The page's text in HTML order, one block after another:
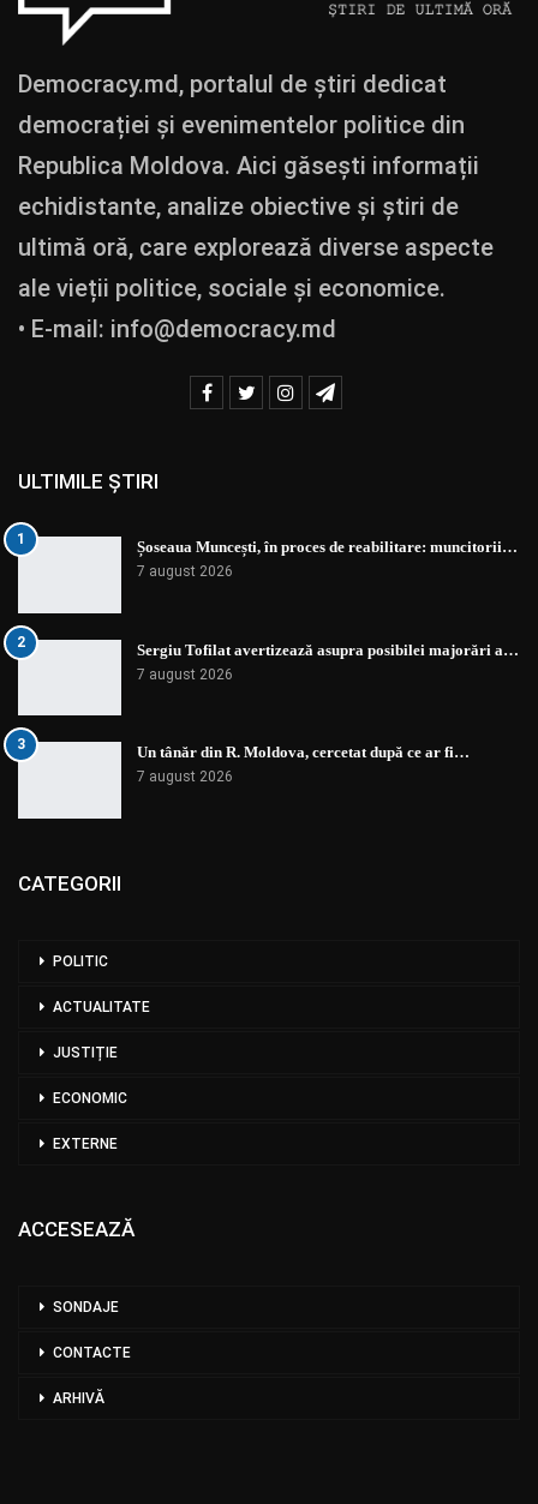
Democracy.md, portalul de știri dedicat
democrației și evenimentelor politice din
Republica Moldova. Aici găsești informații
echidistante, analize obiective și știri de
ultimă oră, care explorează diverse aspecte
ale vieții politice, sociale și economice.
• E-mail: info@democracy.md
ULTIMILE ȘTIRI
1 Șoseaua Muncești, în proces de reabilitare: muncitorii…
7 august 2026
2 Sergiu Tofilat avertizează asupra posibilei majorări a…
7 august 2026
3 Un tânăr din R. Moldova, cercetat după ce ar fi…
7 august 2026
CATEGORII
POLITIC
ACTUALITATE
JUSTIȚIE
ECONOMIC
EXTERNE
ACCESEAZĂ
SONDAJE
CONTACTE
ARHIVĂ